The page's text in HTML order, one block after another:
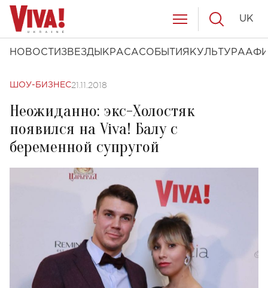
НОВОСТИ ЗВЕЗДЫ КРАСАСОБЫТИЯ КУЛЬТУРА
UK
ШОУ-БИЗНЕС21.11.2018
Неожиданно: экс-Холостяк
появился на Viva! Балу с
беременной супругой